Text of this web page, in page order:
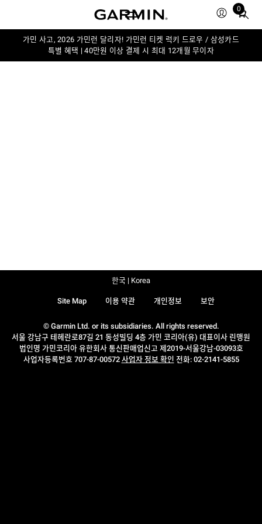
0
Total
in
가민 사고, 2026 가민런 달리자! 가민런 티켓 럭키 드로우 / 삼성카드
특별 혜택 | 40만원 이상 결제 시 최대 12개월 무이자
© Garmin Ltd. or its subsidiaries. All rights reserved.
서울 강남구 테헤란로87길 21 동성빌딩 4층 가민 코리아(유) 대표이사 린맹원
법인명 가민코리아 유한회사 통신판매업신고 제2019-서울강남-03093호
사업자등록번호 707-87-00572 사업자 정보 확인 전화: 02-2141-5855
Site Map 이용 약관 개인정보 보안
한국 | Korea